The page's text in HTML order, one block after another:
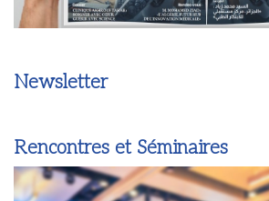
Newsletter
Rencontres et Séminaires